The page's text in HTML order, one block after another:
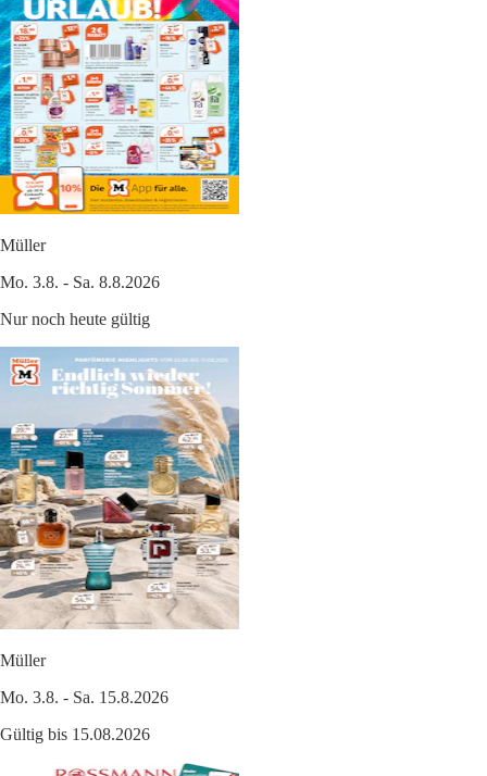
Müller
Mo. 3.8. - Sa. 8.8.2026
Nur noch heute gültig
Müller
Mo. 3.8. - Sa. 15.8.2026
Gültig bis 15.08.2026